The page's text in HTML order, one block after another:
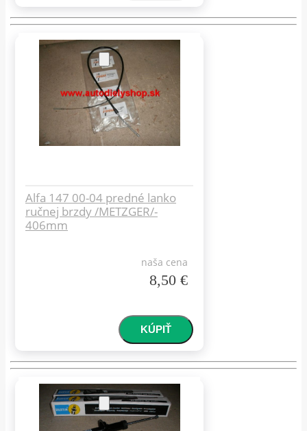
Alfa 147 00-04 predné lanko
ručnej brzdy /METZGER/-
406mm
naša cena
8,50 €